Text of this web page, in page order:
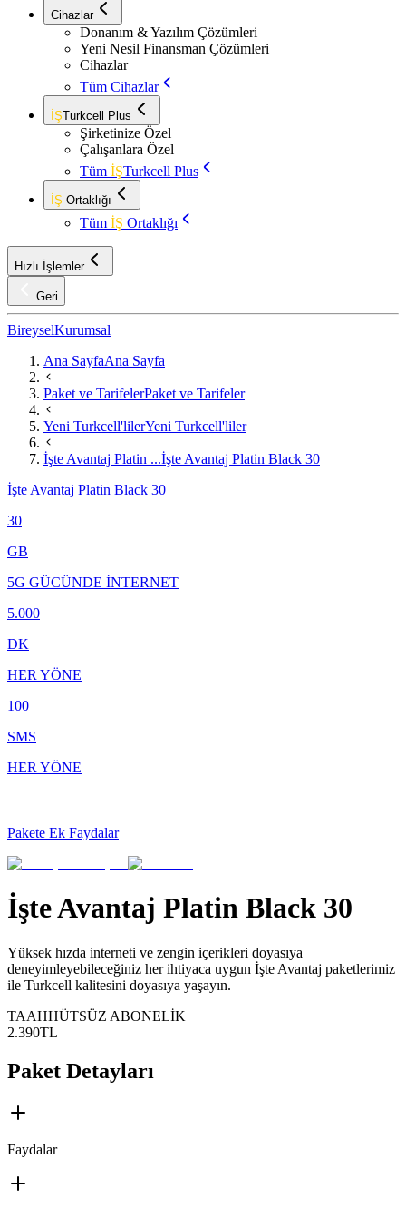
Cihazlar
Donanım & Yazılım Çözümleri
Yeni Nesil Finansman Çözümleri
Cihazlar
Tüm Cihazlar
İŞTurkcell Plus
Şirketinize Özel
Çalışanlara Özel
Tüm İŞTurkcell Plus
İŞ Ortaklığı
Tüm İŞ Ortaklığı
Hızlı İşlemler
Geri
BireyselKurumsal
Ana SayfaAna Sayfa
Paket ve TarifelerPaket ve Tarifeler
Yeni Turkcell'lilerYeni Turkcell'liler
İşte Avantaj Platin ...İşte Avantaj Platin Black 30
İşte Avantaj Platin Black 30
30
GB
5G GÜCÜNDE İNTERNET
5.000
DK
HER YÖNE
100
SMS
HER YÖNE
Pakete Ek Faydalar
İşte Avantaj Platin Black 30
​​​​Yüksek hızda interneti ve zengin içerikleri doyasıya
deneyimleyebileceğiniz her ihtiyaca uygun İşte Avantaj paketlerimiz
ile Turkcell kalitesini doyasıya yaşayın.
TAAHHÜTSÜZ ABONELİK
2.390TL
Paket Detayları
Faydalar